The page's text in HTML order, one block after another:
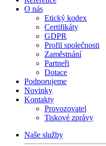
O nás
Etický kodex
Certifikáty
GDPR
Profil společnosti
Zaměstnání
Partneři
Dotace
Podporujeme
Novinky
Kontakty
Provozovatel
Tiskové zprávy
Naše služby